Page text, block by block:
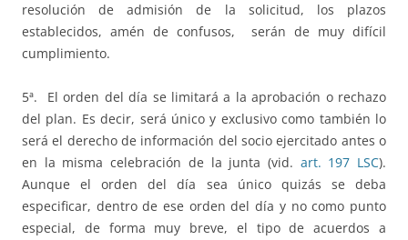
resolución de admisión de la solicitud, los plazos
establecidos, amén de confusos, serán de muy difícil
cumplimiento.
5ª. El orden del día se limitará a la aprobación o rechazo
del plan. Es decir, será único y exclusivo como también lo
será el derecho de información del socio ejercitado antes o
en la misma celebración de la junta (vid. art. 197 LSC).
Aunque el orden del día sea único quizás se deba
especificar, dentro de ese orden del día y no como punto
especial, de forma muy breve, el tipo de acuerdos a